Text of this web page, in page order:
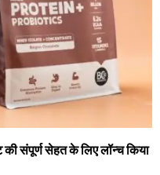
संपूर्ण सेहत के लिए लॉन्च किया